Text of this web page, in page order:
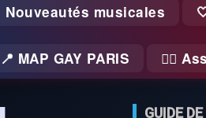
musicales
📍 MAP GAY PARIS 🏃‍♂️
GUIDE